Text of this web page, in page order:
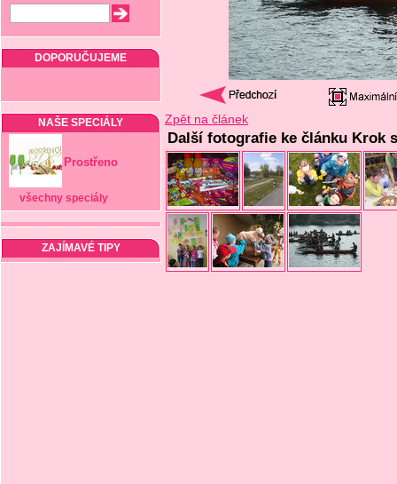
DOPORUČUJEME
NAŠE SPECIÁLY
Prostřeno
všechny speciály
ZAJÍMAVÉ TIPY
Zpět na článek
Další fotografie ke článku Krok